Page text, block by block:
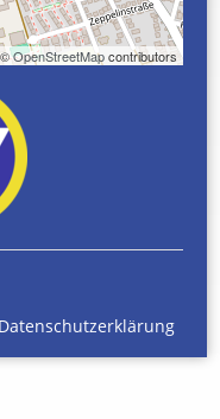
OpenStreetMapcontributors
Datenschutzerklärung